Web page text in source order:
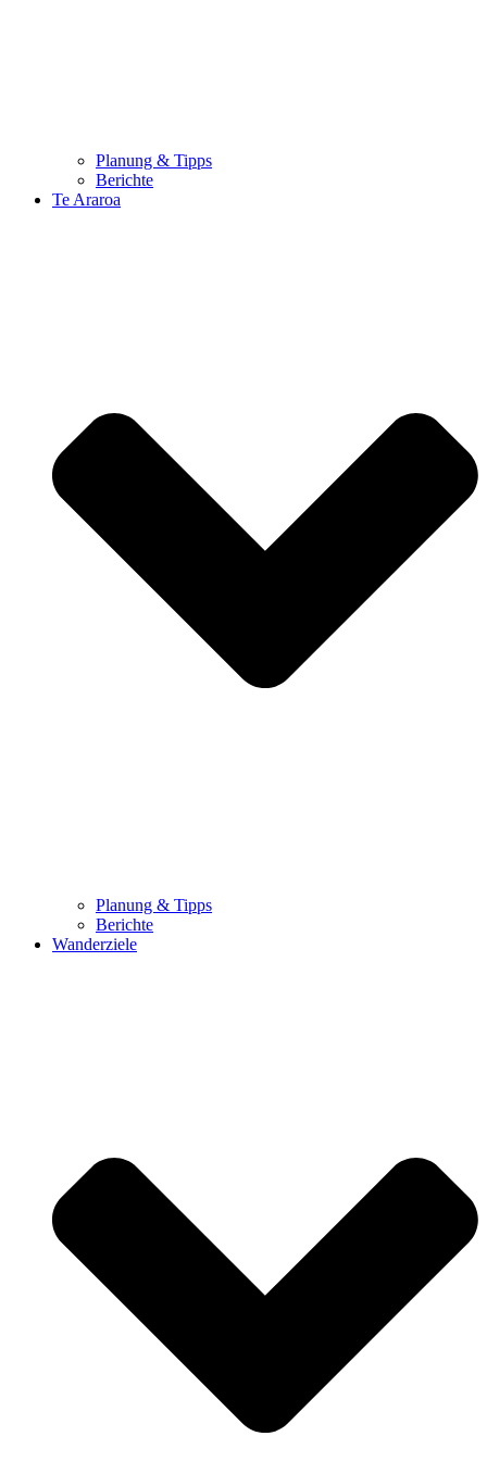
Planung & Tipps
Berichte
Te Araroa
Planung & Tipps
Berichte
Wanderziele